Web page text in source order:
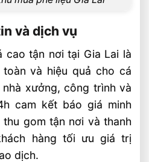
và dịch vụ
cao tận nơi tại Gia Lai là
và hiệu quả cho cá
nhà xưởng, công trình và
cam kết báo giá minh
gom tận nơi và thanh
hàng tối ưu giá trị
dịch.